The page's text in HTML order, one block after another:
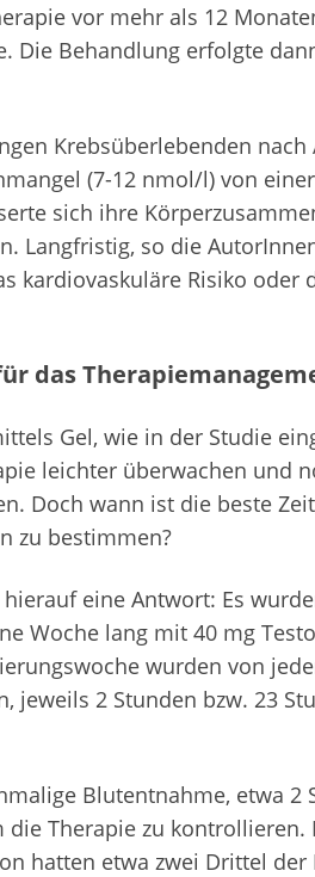
vor mehr als 12
Die Behandlung erfolgte
Krebsüberlebenden nach
(7-12 nmol/l) von
sich ihre
Langfristig, so die
kardiovaskuläre Risiko oder
das
Gel, wie in der Studie
leichter überwachen und
Doch wann ist die beste
zu bestimmen?
eine Antwort: Es
Woche lang mit 40 mg
wurden von
jeweils 2 Stunden bzw. 23
Blutentnahme, etwa 2
Therapie zu kontrollieren.
hatten etwa zwei Drittel der